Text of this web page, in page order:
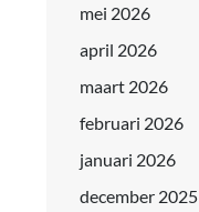
mei 2026
april 2026
maart 2026
februari 2026
januari 2026
december 2025